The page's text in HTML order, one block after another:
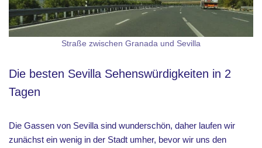
Straße zwischen Granada und Sevilla
Die besten Sevilla Sehenswürdigkeiten in 2
Tagen
Die Gassen von Sevilla sind wunderschön, daher laufen wir
zunächst ein wenig in der Stadt umher, bevor wir uns den